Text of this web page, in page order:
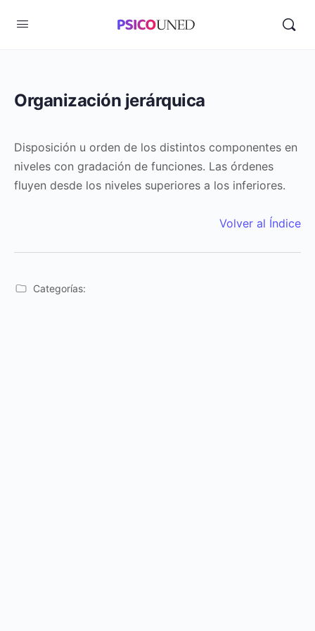
Organización jerárquica
Disposición u orden de los distintos componentes en
niveles con gradación de funciones. Las órdenes
fluyen desde los niveles superiores a los inferiores.
Volver al Índice
Categorías: